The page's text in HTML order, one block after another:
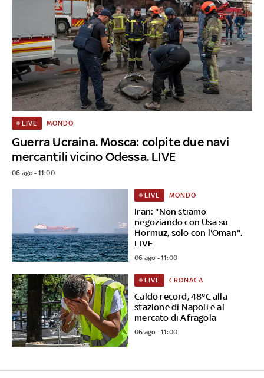
Guerra Ucraina. Mosca: colpite due navi
mercantili vicino Odessa. LIVE
LIVE MONDO
06 ago - 11:00
Iran: "Non stiamo
negoziando con Usa su
Hormuz, solo con l'Oman".
LIVE
LIVE MONDO
06 ago - 11:00
Caldo record, 48°C alla
stazione di Napoli e al
mercato di Afragola
LIVE CRONACA
06 ago - 11:00